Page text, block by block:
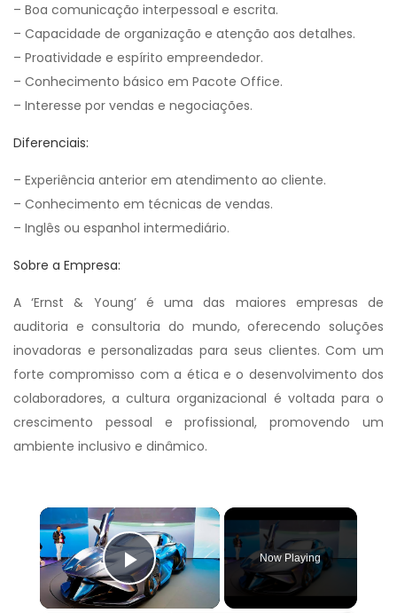
– Boa comunicação interpessoal e escrita.
– Capacidade de organização e atenção aos detalhes.
– Proatividade e espírito empreendedor.
– Conhecimento básico em Pacote Office.
– Interesse por vendas e negociações.
Diferenciais:
– Experiência anterior em atendimento ao cliente.
– Conhecimento em técnicas de vendas.
– Inglês ou espanhol intermediário.
Sobre a Empresa:
A ‘Ernst & Young’ é uma das maiores empresas de
auditoria e consultoria do mundo, oferecendo soluções
inovadoras e personalizadas para seus clientes. Com um
forte compromisso com a ética e o desenvolvimento dos
colaboradores, a cultura organizacional é voltada para o
crescimento pessoal e profissional, promovendo um
ambiente inclusivo e dinâmico.
×
Play Video
Now Playing